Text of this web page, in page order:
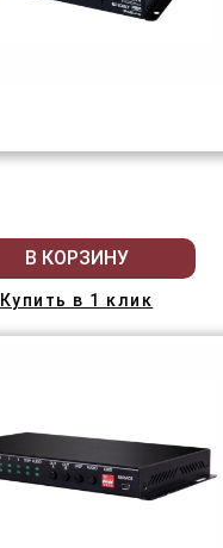
В КОРЗИНУ
Купить в 1 клик